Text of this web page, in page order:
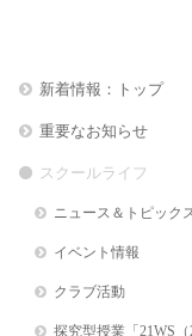
新着情報：トップ
重要なお知らせ
スクールライフ
ニュース＆トピック
イベント情報
クラブ活動
探究型授業「21WS